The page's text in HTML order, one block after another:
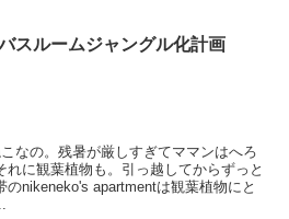
スルームジャングル化計画
なの。残暑が厳しすぎてママンはへろ
に観葉植物も。引っ越してからずっと
のnikeneko's apartmentは観葉植物にと